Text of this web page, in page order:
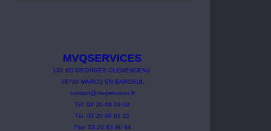
MVQSERVICES
133 BD GEORGES CLEMENCEAU
59700 MARCQ EN BAROEUL
contact@mvqservices.fr
Tél: 03 20 09 09 09
Tél: 03 20 98 01 22
Fax: 03 20 83 90 64